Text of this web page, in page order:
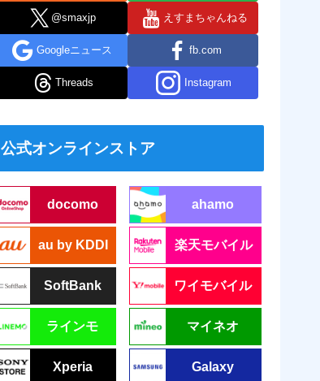
@smaxjp えすまちゃんねる
Googleニュース fb.com
Threads Instagram
公式オンラインストア
docomo ahamo
au by KDDI 楽天モバイル
SoftBank ワイモバイル
ラインモ マイネオ
Xperia Galaxy